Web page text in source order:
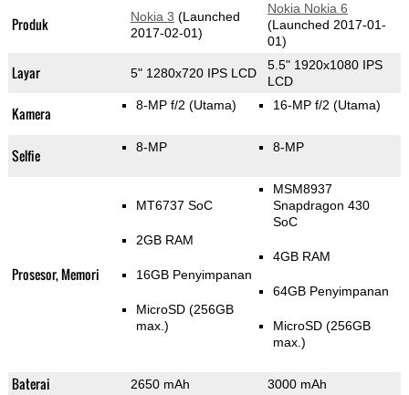
Produk Nokia 3 (Launched
2017-02-01)
Nokia Nokia 6
(Launched 2017-01-
01)
Layar 5" 1280x720 IPS LCD
5.5" 1920x1080 IPS
LCD
Kamera 8-MP f/2 (Utama) 16-MP f/2 (Utama)
Selfie 8-MP 8-MP
Prosesor, Memori
MT6737 SoC
2GB RAM
16GB Penyimpanan
MicroSD (256GB
max.)
MSM8937
Snapdragon 430
SoC
4GB RAM
64GB Penyimpanan
MicroSD (256GB
max.)
Baterai 2650 mAh 3000 mAh